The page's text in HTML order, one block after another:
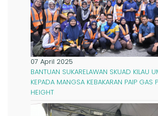
07 April 2025
BANTUAN SUKARELAWAN SKUAD KILAU
KEPADA MANGSA KEBAKARAN PAIP GAS
HEIGHT